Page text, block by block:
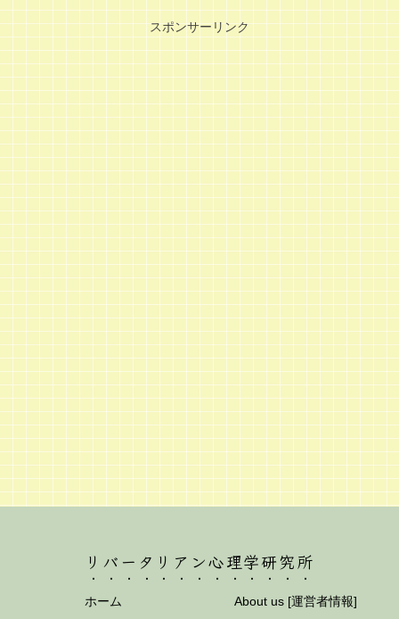
スポンサーリンク
リバータリアン心理学研究所
ホーム About us [運営者情報]